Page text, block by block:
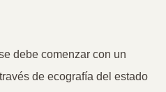
debe comenzar con un
de ecografía del estado